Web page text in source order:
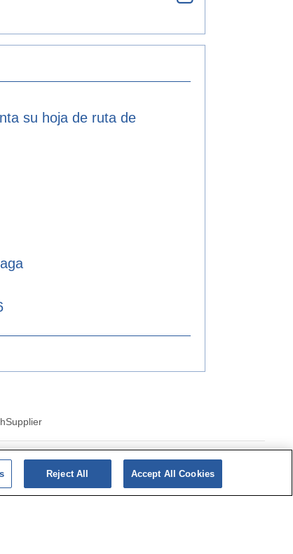
su hoja de ruta de
Supplier
Reject All Accept All Cookies